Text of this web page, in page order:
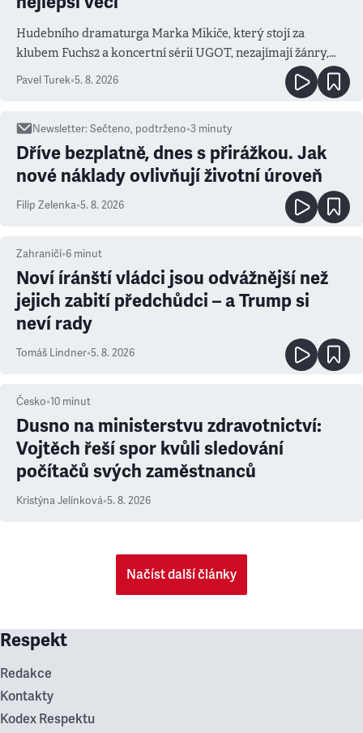
Hudebního dramaturga Marka Mikiče, který stojí za
klubem Fuchs2 a koncertní sérií UGOT, nezajímají žánry,
ale atmosféra
Pavel Turek•5. 8. 2026
Newsletter:Sečteno, podtrženo•3 minuty
Dříve bezplatně, dnes s přirážkou. Jak
nové náklady ovlivňují životní úroveň
Filip Zelenka•5. 8. 2026
Zahraničí•6 minut
Noví íránští vládci jsou odvážnější než
jejich zabití předchůdci – a Trump si
neví rady
Tomáš Lindner•5. 8. 2026
Česko•10 minut
Dusno na ministerstvu zdravotnictví:
Vojtěch řeší spor kvůli sledování
počítačů svých zaměstnanců
Kristýna Jelínková•5. 8. 2026
Načíst další články
Respekt
Redakce
Kontakty
Kodex Respektu